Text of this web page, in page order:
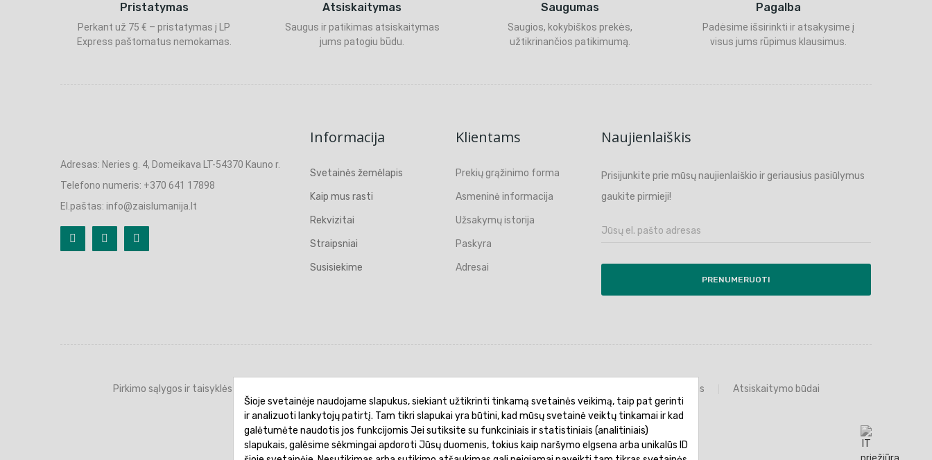
Pristatymas
Perkant už 75 € – pristatymas į LP
Express paštomatus nemokamas.
Atsiskaitymas
Saugus ir patikimas atsiskaitymas
jums patogiu būdu.
Saugumas
Saugios, kokybiškos prekės,
užtikrinančios patikimumą.
Pagalba
Padėsime išsirinkti ir atsakysime į
visus jums rūpimus klausimus.
Adresas: Neries g. 4, Domeikava LT-54370 Kauno r.
Telefono numeris: +370 641 17898
El.paštas: info@zaislumanija.lt
Informacija
Svetainės žemėlapis
Kaip mus rasti
Rekvizitai
Straipsniai
Susisiekime
Klientams
Prekių grąžinimo forma
Asmeninė informacija
Užsakymų istorija
Paskyra
Adresai
Naujienlaiškis
Prisijunkite prie mūsų naujienlaiškio ir geriausius pasiūlymus
gaukite pirmieji!
PRENUMERUOTI
Pirkimo sąlygos ir taisyklės Prekių grąžinimas
Atsiskaitymo būdai
Šioje svetainėje naudojame slapukus, siekiant užtikrinti tinkamą svetainės veikimą, taip pat gerinti
ir analizuoti lankytojų patirtį. Tam tikri slapukai yra būtini, kad mūsų svetainė veiktų tinkamai ir kad
galėtumėte naudotis jos funkcijomis Jei sutiksite su funkciniais ir statistiniais (analitiniais)
slapukais, galėsime sėkmingai apdoroti Jūsų duomenis, tokius kaip naršymo elgsena arba unikalūs ID